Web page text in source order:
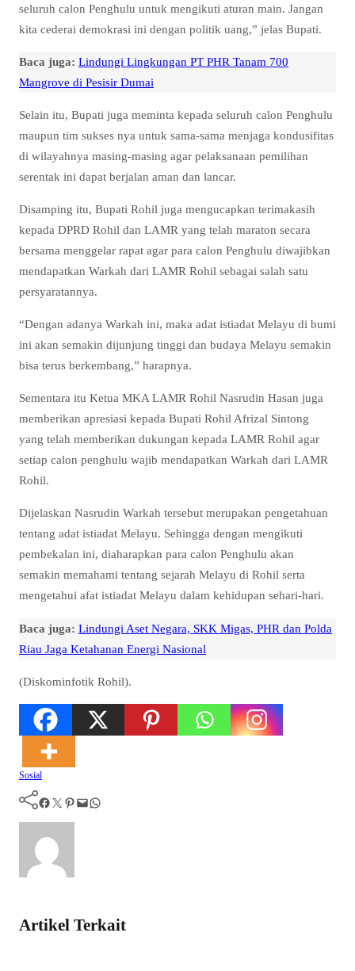
seluruh calon Penghulu untuk mengikuti aturan main. Jangan
kita cederai demokrasi ini dengan politik uang,” jelas Bupati.
Baca juga: Lindungi Lingkungan PT PHR Tanam 700
Mangrove di Pesisir Dumai
Selain itu, Bupati juga meminta kepada seluruh calon Penghulu
maupun tim sukses nya untuk sama-sama menjaga kondusifitas
di wilayahnya masing-masing agar pelaksanaan pemilihan
serentak ini dapat berjalan aman dan lancar.
Disamping itu, Bupati Rohil juga mengucapkan terimakasih
kepada DPRD Rohil dan LAMR yang telah maraton secara
bersama menggelar rapat agar para calon Penghulu diwajibkan
mendapatkan Warkah dari LAMR Rohil sebagai salah satu
persyaratannya.
“Dengan adanya Warkah ini, maka adat istiadat Melayu di bumi
ini akan semakin dijunjung tinggi dan budaya Melayu semakin
bisa terus berkembang,” harapnya.
Sementara itu Ketua MKA LAMR Rohil Nasrudin Hasan juga
memberikan apresiasi kepada Bupati Rohil Afrizal Sintong
yang telah memberikan dukungan kepada LAMR Rohil agar
setiap calon penghulu wajib mendapatkan Warkah dari LAMR
Rohil.
Dijelaskan Nasrudin Warkah tersebut merupakan pengetahuan
tentang adat istiadat Melayu. Sehingga dengan mengikuti
pembekalan ini, diaharapkan para calon Penghulu akan
semakin memahami tentang sejarah Melayu di Rohil serta
mengetahui afat istiadat Melayu dalam kehidupan sehari-hari.
Baca juga: Lindungi Aset Negara, SKK Migas, PHR dan Polda
Riau Jaga Ketahanan Energi Nasional
(Diskominfotik Rohil).
Sosial
Facebook Twitter Pinterest Mail WhatsApp
Artikel Terkait